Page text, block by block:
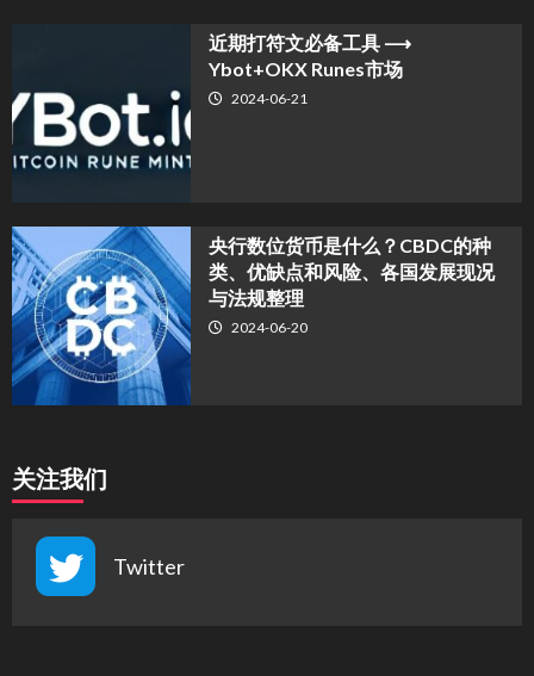
近期打符文必备工具 ⟶
Ybot+OKX Runes市场
2024-06-21
央行数位货币是什么？CBDC的种
类、优缺点和风险、各国发展现况
与法规整理
2024-06-20
关注我们
Twitter